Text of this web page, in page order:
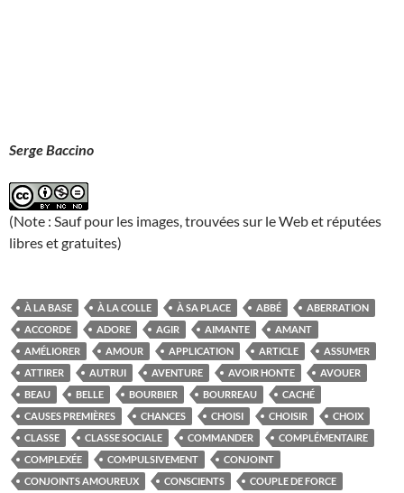
Serge Baccino
(Note : Sauf pour les images, trouvées sur le Web et réputées
libres et gratuites)
À LA BASE À LA COLLE À SA PLACE ABBÉ
ABERRATION
ACCORDE
ADORE AGIR AIMANTE
AMANT
AMÉLIORER
AMOUR APPLICATION ARTICLE
ASSUMER
ATTIRER
AUTRUI AVENTURE AVOIR HONTE
AVOUER
BEAU
BELLE BOURBIER BOURREAU
CACHÉ
CAUSES PREMIÈRES
CHANCES CHOISI CHOISIR
CHOIX
CLASSE
CLASSE SOCIALE COMMANDER
COMPLÉMENTAIRE
COMPLEXÉE
COMPULSIVEMENT
CONJOINT
CONJOINTS AMOUREUX
CONSCIENTS COUPLE DE FORCE